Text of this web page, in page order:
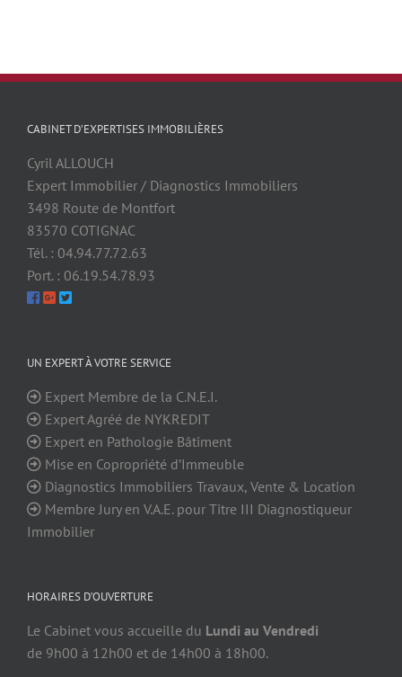
CABINET D’EXPERTISES IMMOBILIÈRES
Cyril ALLOUCH
Expert Immobilier / Diagnostics Immobiliers
3498 Route de Montfort
83570 COTIGNAC
Tél. : 04.94.77.72.63
Port. : 06.19.54.78.93
UN EXPERT À VOTRE SERVICE
Expert Membre de la C.N.E.I.
Expert Agréé de NYKREDIT
Expert en Pathologie Bâtiment
Mise en Copropriété d’Immeuble
Diagnostics Immobiliers Travaux, Vente & Location
Membre Jury en V.A.E. pour Titre III Diagnostiqueur
Immobilier
HORAIRES D’OUVERTURE
Le Cabinet vous accueille du Lundi au Vendredi
de 9h00 à 12h00 et de 14h00 à 18h00.